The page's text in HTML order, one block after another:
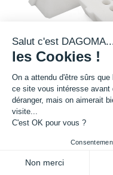
Matière : HIPS
Diamètre : 1.75 mm
Salut c'est
les Cookies !
On a attendu d'être sûrs que
ce site vous intéresse avant
déranger, mais on aimerait
visite...
C'est OK pour vous ?
Non merci